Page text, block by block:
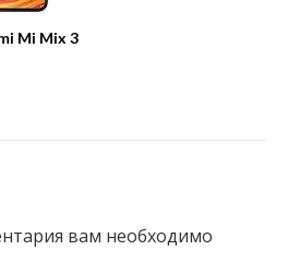
Mi Mix 3
вам необходимо